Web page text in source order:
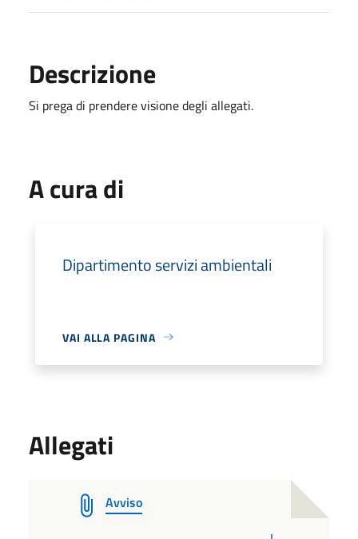
Descrizione
Si prega di prendere visione degli allegati.
A cura di
Dipartimento servizi ambientali
VAI ALLA PAGINA
Allegati
Avviso